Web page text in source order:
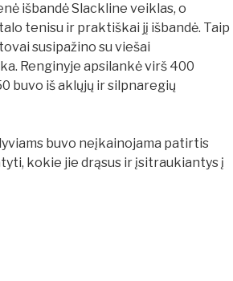
išbandė Slackline veiklas, o
tenisu ir praktiškai jį išbandė. Taip
susipažino su viešai
Renginyje apsilankė virš 400
buvo iš aklųjų ir silpnaregių
buvo neįkainojama patirtis
kokie jie drąsus ir įsitraukiantys į